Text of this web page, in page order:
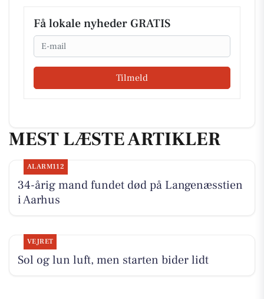
Få lokale nyheder GRATIS
Email
Tilmeld
MEST LÆSTE ARTIKLER
ALARM112
34-årig mand fundet død på Langenæsstien
i Aarhus
VEJRET
Sol og lun luft, men starten bider lidt